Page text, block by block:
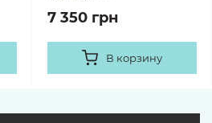
7 350 грн
В корзину